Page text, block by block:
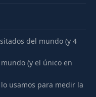
del mundo (y 4
(y el único en
usamos para medir la